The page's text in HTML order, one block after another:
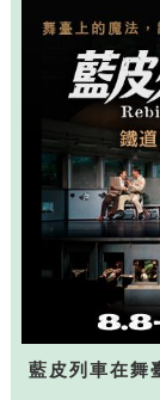
藍皮列車在舞